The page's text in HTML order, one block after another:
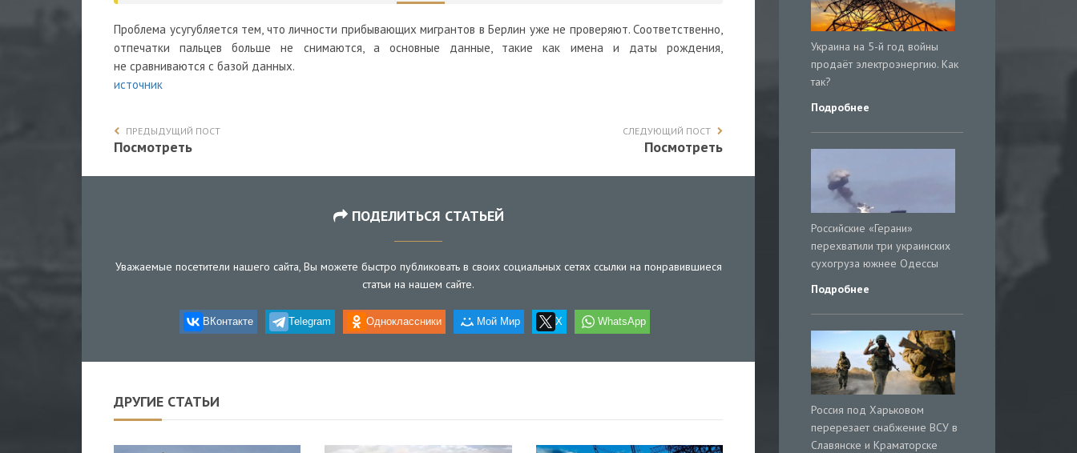
Проблема усугубляется тем, что личности прибывающих мигрантов в Берлин уже не проверяют. Соответственно,
отпечатки пальцев больше не снимаются, а основные данные, такие как имена и даты рождения,
не сравниваются с базой данных.
источник
ПРЕДЫДУЩИЙ ПОСТ
Посмотреть
СЛЕДУЮЩИЙ ПОСТ
Посмотреть
ПОДЕЛИТЬСЯ СТАТЬЕЙ
Уважаемые посетители нашего сайта, Вы можете быстро публиковать в своих социальных сетях ссылки на понравившиеся
статьи на нашем сайте.
ВКонтакте Telegram Одноклассники Мой Мир X WhatsApp
ДРУГИЕ СТАТЬИ
Украина на 5-й год войны
продаёт электроэнергию. Как
так?
Подробнее
Российские «Герани»
перехватили три украинских
сухогруза южнее Одессы
Подробнее
Россия под Харьковом
перерезает снабжение ВСУ в
Славянске и Краматорске